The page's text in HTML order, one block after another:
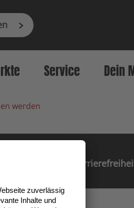
Service Dein
werden